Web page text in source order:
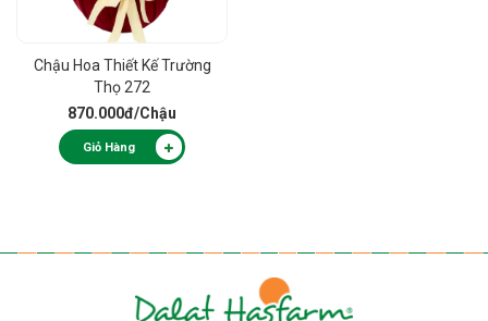
Chậu Hoa Thiết Kế Trường
Thọ 272
870.000đ/Chậu
Giỏ Hàng